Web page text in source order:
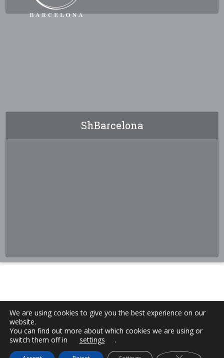
ShBarcelona
We are using cookies to give you the best experience on our
website.
You can find out more about which cookies we are using or
switch them off in
settings .